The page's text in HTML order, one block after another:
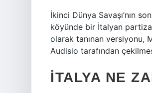
İkinci Dünya Savaşı’nın
köyünde bir İtalyan
olarak tanınan versiyonu,
Audisio tarafından
İTALYA NE